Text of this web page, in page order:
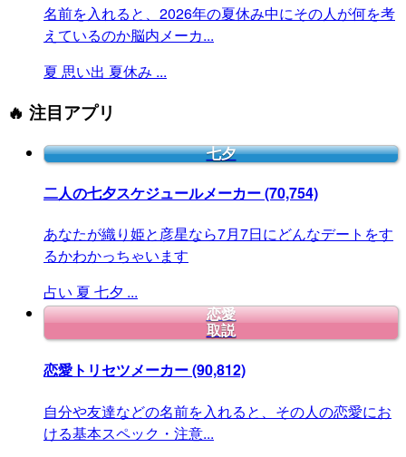
名前を入れると、2026年の夏休み中にその人が何を考
えているのか脳内メーカ...
夏 思い出 夏休み ...
🔥 注目アプリ
七夕
二人の七夕スケジュールメーカー(70,754)
あなたが織り姫と彦星なら7月7日にどんなデートをす
るかわかっちゃいます
占い 夏 七夕 ...
恋愛
取説
恋愛トリセツメーカー(90,812)
自分や友達などの名前を入れると、その人の恋愛にお
ける基本スペック・注意...